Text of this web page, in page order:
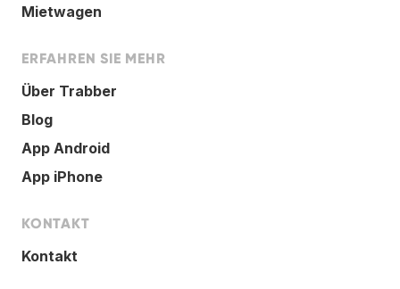
Mietwagen
ERFAHREN SIE MEHR
Über Trabber
Blog
App Android
App iPhone
KONTAKT
Kontakt